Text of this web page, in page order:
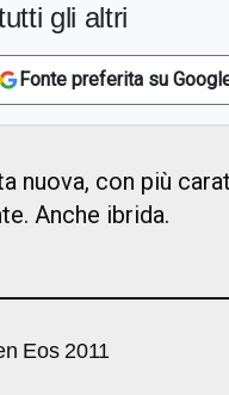
gli altri
Fonte preferita su
nuova, con più
Anche ibrida.
Eos 2011